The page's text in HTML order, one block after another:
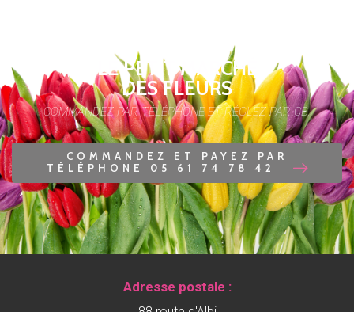
LE PETIT MARCHÉ
DES FLEURS
COMMANDEZ PAR TÉLÉPHONE ET RÉGLEZ PAR CB.
COMMANDEZ ET PAYEZ PAR
TÉLÉPHONE 05 61 74 78 42
Adresse postale :